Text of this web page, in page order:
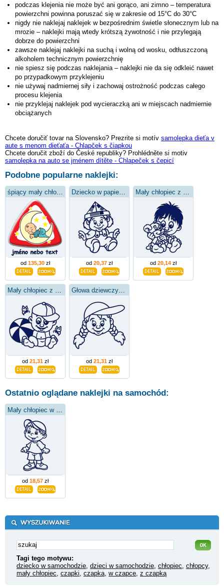
podczas klejenia nie może być ani gorąco, ani zimno – temperatura
powierzchni powinna poruszać się w zakresie od 15°C do 30°C
nigdy nie naklejaj naklejek w bezpośrednim świetle słonecznym lub na
mrozie – naklejki mają wtedy krótszą żywotność i nie przylegają
dobrze do powierzchni
zawsze naklejaj naklejki na suchą i wolną od wosku, odtłuszczoną
alkoholem technicznym powierzchnię
nie spiesz się podczas naklejania – naklejki nie da się odkleić nawet
po przypadkowym przyklejeniu
nie używaj nadmiernej siły i zachowaj ostrożność podczas całego
procesu klejenia
nie przyklejaj naklejek pod wycieraczką ani w miejscach nadmiernie
obciążanych
Chcete doručiť tovar na Slovensko? Prezrite si motív samolepka dieťa v
aute s menom dieťaťa - Chlapček s čiapkou
Chcete doručit zboží do České republiky? Prohlédněte si motiv
samolepka na auto se jménem dítěte - Chlapeček s čepicí
Podobne popularne naklejki:
od 135,30 zł od 20,37 zł od 20,14 zł
od 21,31 zł od 21,31 zł
Ostatnio oglądane naklejki na samochód:
od 18,57 zł
Tagi tego motywu:
dziecko w samochodzie dzieci w samochodzie chłopiec chłopcy,
mały chłopiec czapki czapka w czapce z czapką